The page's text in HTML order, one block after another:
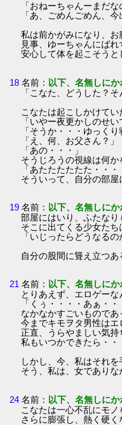
「おねーちゃんーまだな
「あ、ごめんごめん、今
私は前かがみになり、お
見事、ゆーちゃんにばれ
安心して体を起こそう
18 名前： 以下、名無しに
「こなた、どうした？
こなたは起こしかけてい
「いやー夜更かしのせ
「そうか・・・ゆっく
「え、何、お父さん？」
「あの・・・」
そうじろうの視線は何か
「あたたたたたた・・
そういって、自分の部屋
19 名前： 以下、名無しに
部屋にはいり、ふたなり
そこに出てくる少女たち
「いじったらどうなるの
自分の股間に聳え立つあ
21 名前： 以下、名無しに
とりあえず、エロゲー
「くぅ・・・・あぁ・・
なかなかすごいものであ
今までキモヲタ男性はエ
正直、うらやましい気持
私もいつかできたら・・
しかし、今、私はそれ
そう、私は、女でありな
24 名前： 以下、名無しに
こなたは一心不乱にモノ
さらに膨張し、熱く硬く